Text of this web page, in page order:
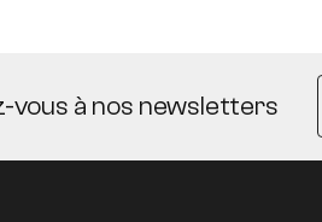
vous à nos newsletters